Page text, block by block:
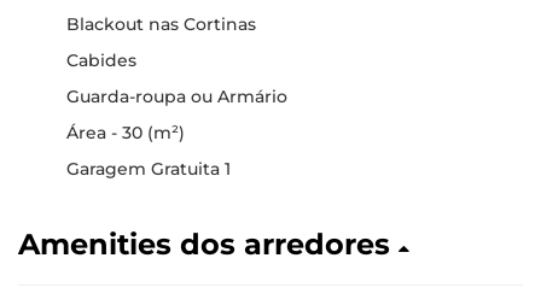
Blackout nas Cortinas
Cabides
Guarda-roupa ou Armário
Área - 30 (m²)
Garagem Gratuita 1
Amenities dos arredores